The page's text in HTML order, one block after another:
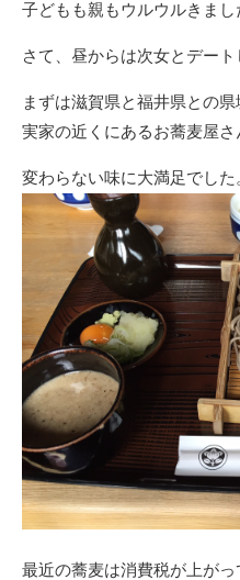
子どもも親もウルウルきまし
さて、昼からは次女とデート
まずは滋賀県と福井県との
実家の近くにあるお蕎麦屋さ
変わらない味に大満足でした
最近の蕎麦は消費税が上が